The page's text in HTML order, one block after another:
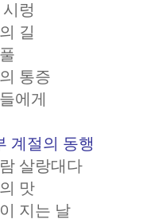
렁
길
통증
에게
계절의 동행
살랑대다
맛
지는 날